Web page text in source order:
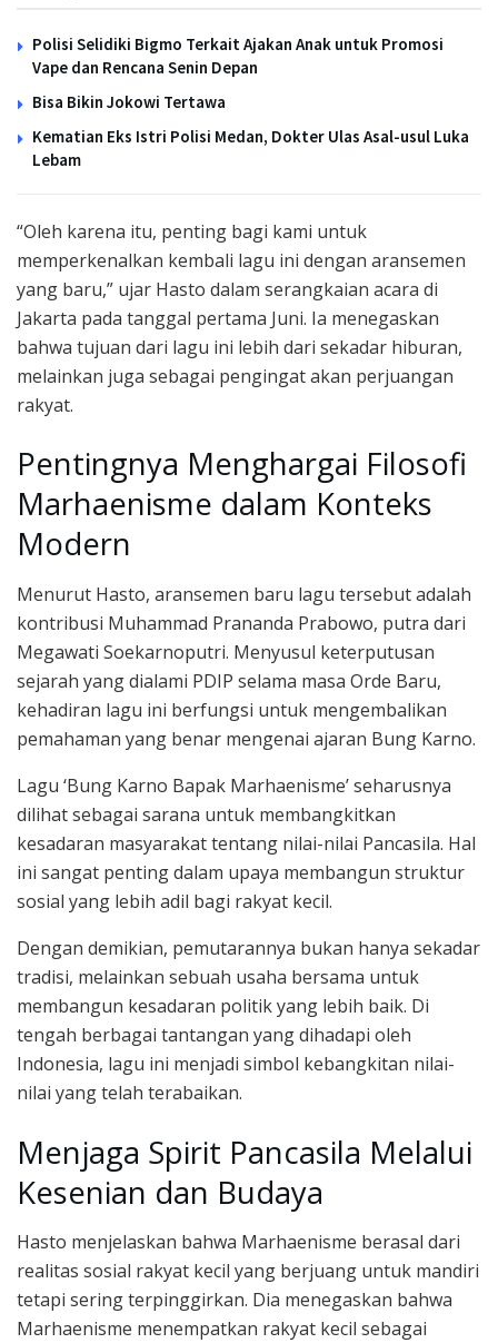
Polisi Selidiki Bigmo Terkait Ajakan Anak untuk Promosi
Vape dan Rencana Senin Depan
Bisa Bikin Jokowi Tertawa
Kematian Eks Istri Polisi Medan, Dokter Ulas Asal-usul Luka
Lebam
“Oleh karena itu, penting bagi kami untuk
memperkenalkan kembali lagu ini dengan aransemen
yang baru,” ujar Hasto dalam serangkaian acara di
Jakarta pada tanggal pertama Juni. Ia menegaskan
bahwa tujuan dari lagu ini lebih dari sekadar hiburan,
melainkan juga sebagai pengingat akan perjuangan
rakyat.
Pentingnya Menghargai Filosofi
Marhaenisme dalam Konteks
Modern
Menurut Hasto, aransemen baru lagu tersebut adalah
kontribusi Muhammad Prananda Prabowo, putra dari
Megawati Soekarnoputri. Menyusul keterputusan
sejarah yang dialami PDIP selama masa Orde Baru,
kehadiran lagu ini berfungsi untuk mengembalikan
pemahaman yang benar mengenai ajaran Bung Karno.
Lagu ‘Bung Karno Bapak Marhaenisme’ seharusnya
dilihat sebagai sarana untuk membangkitkan
kesadaran masyarakat tentang nilai-nilai Pancasila. Hal
ini sangat penting dalam upaya membangun struktur
sosial yang lebih adil bagi rakyat kecil.
Dengan demikian, pemutarannya bukan hanya sekadar
tradisi, melainkan sebuah usaha bersama untuk
membangun kesadaran politik yang lebih baik. Di
tengah berbagai tantangan yang dihadapi oleh
Indonesia, lagu ini menjadi simbol kebangkitan nilai-
nilai yang telah terabaikan.
Menjaga Spirit Pancasila Melalui
Kesenian dan Budaya
Hasto menjelaskan bahwa Marhaenisme berasal dari
realitas sosial rakyat kecil yang berjuang untuk mandiri
tetapi sering terpinggirkan. Dia menegaskan bahwa
Marhaenisme menempatkan rakyat kecil sebagai